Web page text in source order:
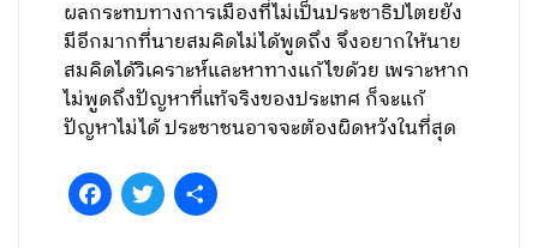
ผลกระทบทางการเมืองที่ไม่เป็นประชาธิปไตยยัง
มีอีกมากที่นายสมคิดไม่ได้พูดถึง จึงอยากให้นาย
สมคิดได้วิเคราะห์และหาทางแก้ไขด้วย เพราะหาก
ไม่พูดถึงปัญหาที่แท้จริงของประเทศ ก็จะแก้
ปัญหาไม่ได้ ประชาชนอาจจะต้องผิดหวังในที่สุด
FacebookTwitter